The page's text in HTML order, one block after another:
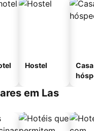
Hostel
em Las